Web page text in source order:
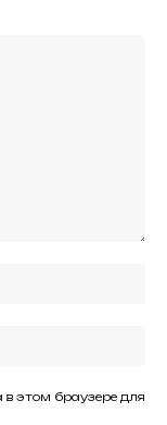
этом браузере для